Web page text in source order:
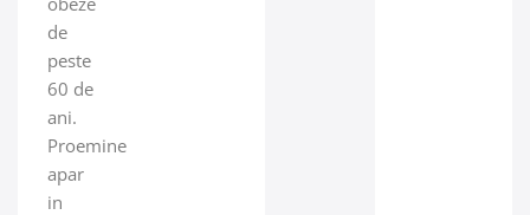
de
peste
60 de
ani.
Proeminentele
apar
in